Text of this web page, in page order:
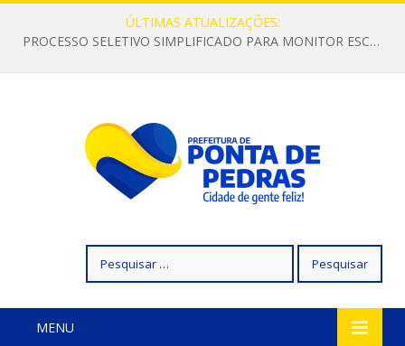
ÚLTIMAS ATUALIZAÇÕES:
PROCESSO SELETIVO SIMPLIFICADO PARA MONITOR ESCOLAR
por:
MENU